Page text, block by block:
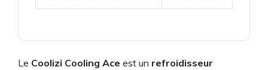
Le Coolizi Cooling Ace est un refroidisseur